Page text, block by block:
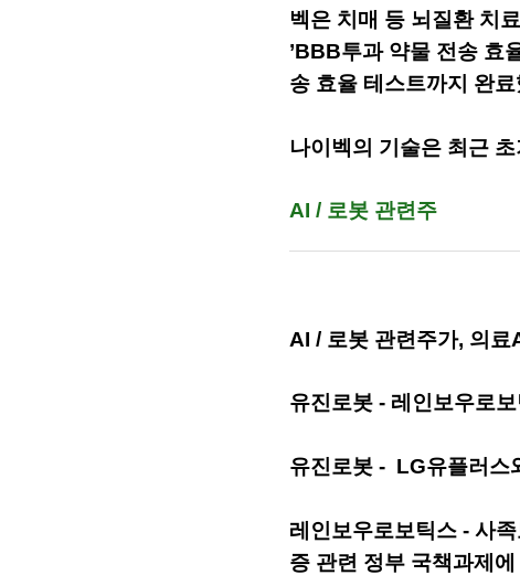
벡은 치매 등 뇌질환 치
’BBB투과 약물 전송 효
송 효율 테스트까지 완
나이벡의 기술은 최근
AI / 로봇 관련주
AI / 로봇 관련주가, 의
유진로봇 - 레인보우로
유진로봇 - LG유플러스
레인보우로보틱스 - 사
증 관련 정부 국책과제